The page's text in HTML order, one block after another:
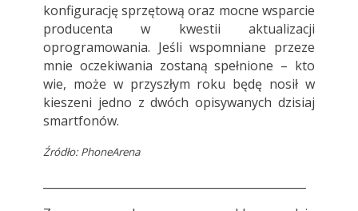
konfigurację sprzętową oraz mocne wsparcie
producenta w kwestii aktualizacji
oprogramowania. Jeśli wspomniane przeze
mnie oczekiwania zostaną spełnione – kto
wie, może w przyszłym roku będę nosił w
kieszeni jedno z dwóch opisywanych dzisiaj
smartfonów.
Źródło: PhoneArena